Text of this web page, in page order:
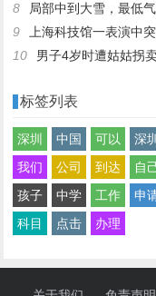
8
局部中到大雪，最低气温降
9
上海科技馆一表演中
10
男子4岁时遭姑姑拐卖，38年后
标签列表
深圳 中国 可以 深
我们
公司 到达 自
孩子
中学 工作 申
科目
点击 办理